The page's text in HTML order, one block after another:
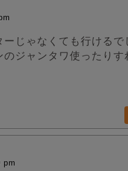
ーじゃなくても行けるで
のジャンタワ使ったりす
pm